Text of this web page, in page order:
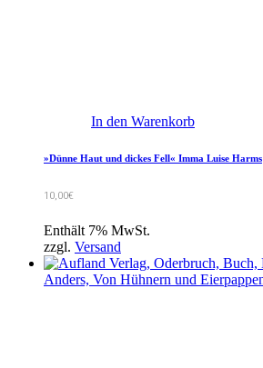
In den Warenkorb
»Dünne Haut und dickes Fell« Imma Luise Harms
10,00€
Enthält 7% MwSt.
zzgl. Versand